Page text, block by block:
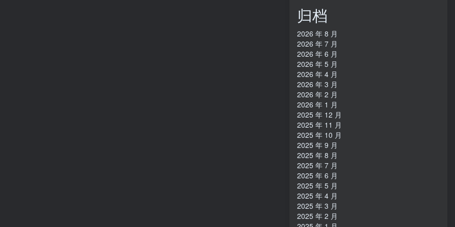
归档
2026 年 8 月
2026 年 7 月
2026 年 6 月
2026 年 5 月
2026 年 4 月
2026 年 3 月
2026 年 2 月
2026 年 1 月
2025 年 12 月
2025 年 11 月
2025 年 10 月
2025 年 9 月
2025 年 8 月
2025 年 7 月
2025 年 6 月
2025 年 5 月
2025 年 4 月
2025 年 3 月
2025 年 2 月